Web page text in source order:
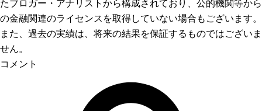
たブロガー・アナリストから構成されており、公的機関等から
の金融関連のライセンスを取得していない場合もございます。
また、過去の実績は、将来の結果を保証するものではございま
せん。
コメント